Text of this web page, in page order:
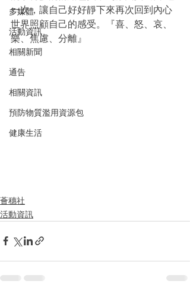
多媒體
活動資訊
相關新聞
通告
相關資訊
預防物質濫用資源包
健康生活
一次，讓自己好好靜下來再次回到內心
世界照顧自己的感受。『喜、怒、哀、
樂、焦慮、分離』
薈穗社
活動資訊